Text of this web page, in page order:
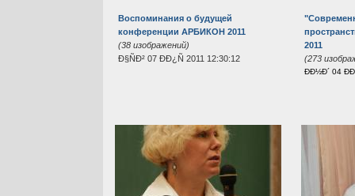
Воспоминания о будущей
конференции АРБИКОН 2011
(38 изображений)
Ð§ÑÐ² 07 ÐÐ¿Ñ 2011 12:30:12
2011
(273
ÐÐ½Ð´ 04